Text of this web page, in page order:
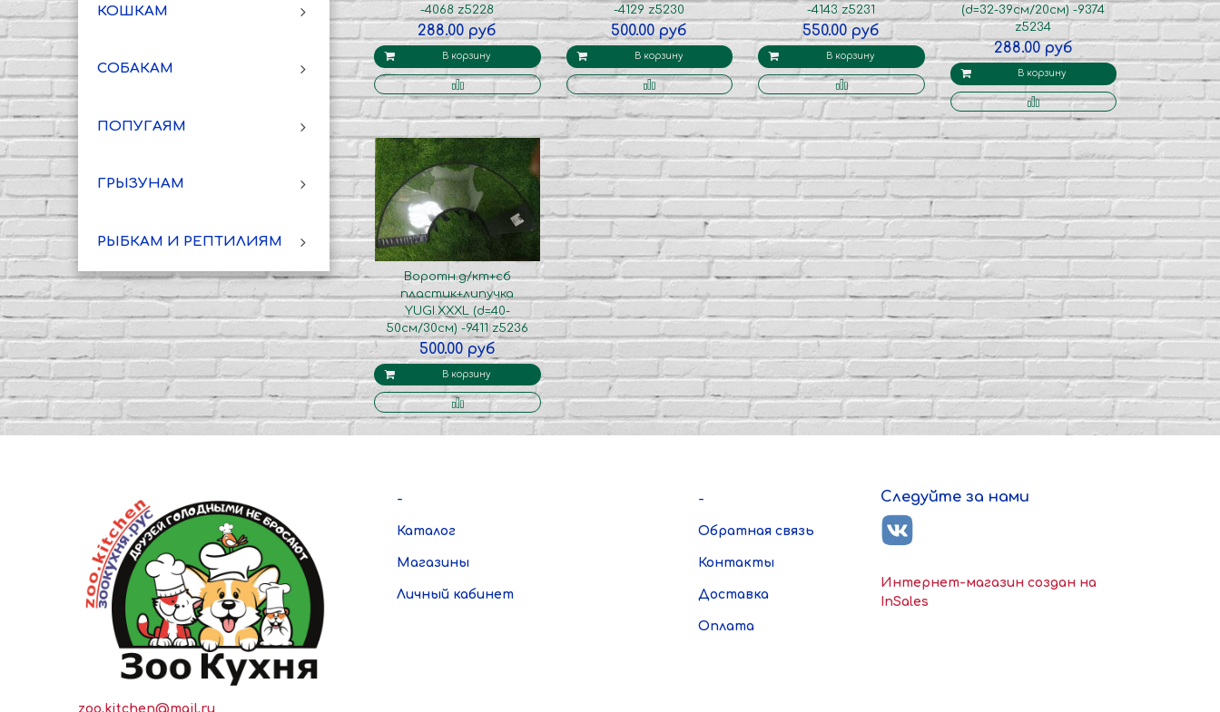
КОШКАМ
СОБАКАМ
ПОПУГАЯМ
ГРЫЗУНАМ
РЫБКАМ И РЕПТИЛИЯМ
-4068 z5228
288.00 руб
В корзину
-4129 z5230
500.00 руб
В корзину
-4143 z5231
550.00 руб
В корзину
(d=32-39см/20см) -9374
z5234
288.00 руб
В корзину
Воротн.д/кт+сб
пластик+липучка
YUGI.XXXL (d=40-
50см/30см) -9411 z5236
500.00 руб
В корзину
-
Каталог
Магазины
Личный кабинет
-
Обратная связь
Контакты
Доставка
Оплата
Следуйте за нами
Интернет-магазин создан на
InSales